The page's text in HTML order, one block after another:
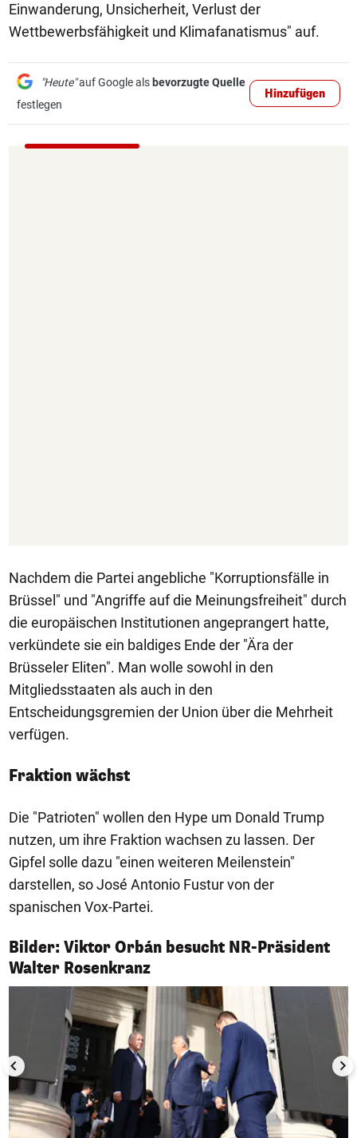
Einwanderung, Unsicherheit, Verlust der
Wettbewerbsfähigkeit und Klimafanatismus" auf.
"Heute"auf Google als bevorzugte Quelle
festlegen
Hinzufügen
Nachdem die Partei angebliche "Korruptionsfälle in
Brüssel" und "Angriffe auf die Meinungsfreiheit" durch
die europäischen Institutionen angeprangert hatte,
verkündete sie ein baldiges Ende der "Ära der
Brüsseler Eliten". Man wolle sowohl in den
Mitgliedsstaaten als auch in den
Entscheidungsgremien der Union über die Mehrheit
verfügen.
Fraktion wächst
Die "Patrioten" wollen den Hype um Donald Trump
nutzen, um ihre Fraktion wachsen zu lassen. Der
Gipfel solle dazu "einen weiteren Meilenstein"
darstellen, so José Antonio Fustur von der
spanischen Vox-Partei.
Bilder: Viktor Orbán besucht NR-Präsident
Walter Rosenkranz
1/4